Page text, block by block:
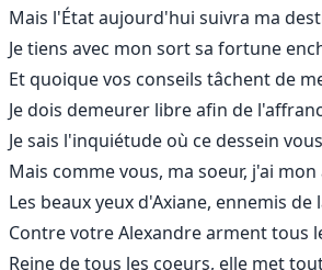
Mais l'État aujourd'hui suivra ma
Je tiens avec mon sort sa fortune
Et quoique vos conseils tâchent de
Je dois demeurer libre afin de
Je sais l'inquiétude où ce dessein
Mais comme vous, ma soeur, j'ai
Les beaux yeux d'Axiane, ennemis de
Contre votre Alexandre arment tous
Reine de tous les coeurs, elle met